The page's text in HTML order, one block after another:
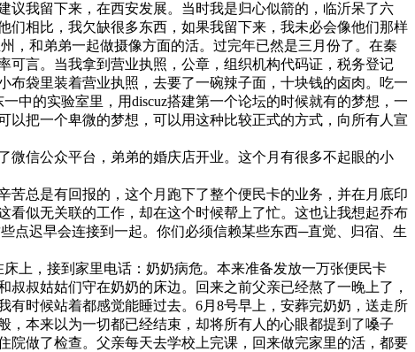
议我留下来，在西安发展。当时我是归心似箭的，临沂呆了六
相比，我欠缺很多东西，如果我留下来，我未必会像他们那样
，和弟弟一起做摄像方面的活。过完年已然是三月份了。在秦
言。当我拿到营业执照，公章，组织机构代码证，税务登记
袋里装着营业执照，去要了一碗辣子面，十块钱的卤肉。吃一
中的实验室里，用discuz搭建第一个论坛的时候就有的梦想，一
把一个卑微的梦想，可以用这种比较正式的方式，向所有人宣
微信公众平台，弟弟的婚庆店开业。这个月有很多不起眼的小
总是有回报的，这个月跑下了整个便民卡的业务，并在月底印
似无关联的工作，却在这个时候帮上了忙。这也让我想起乔布
点迟早会连接到一起。你们必须信赖某些东西─直觉、归宿、生
上，接到家里电话：奶奶病危。本来准备发放一万张便民卡
叔姑姑们守在奶奶的床边。回来之前父亲已经熬了一晚上了，
时候站着都感觉能睡过去。6月8号早上，安葬完奶奶，送走所
本来以为一切都已经结束，却将所有人的心眼都提到了嗓子
院做了检查。父亲每天去学校上完课，回来做完家里的活，都要